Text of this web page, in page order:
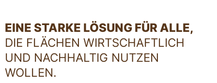
EINE STARKE LÖSUNG FÜR ALLE,
DIE FLÄCHEN WIRTSCHAFTLICH
UND NACHHALTIG NUTZEN
WOLLEN.